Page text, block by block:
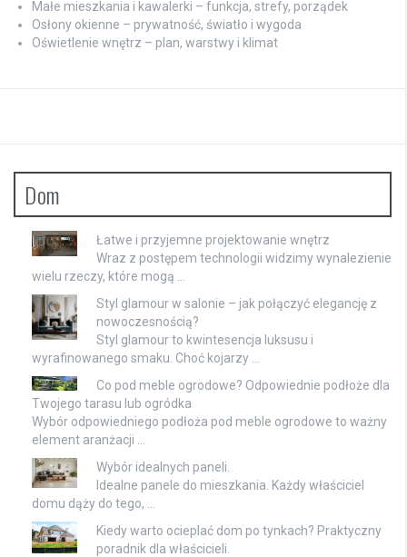
Małe mieszkania i kawalerki – funkcja, strefy, porządek
Osłony okienne – prywatność, światło i wygoda
Oświetlenie wnętrz – plan, warstwy i klimat
Dom
Łatwe i przyjemne projektowanie wnętrz
Wraz z postępem technologii widzimy wynalezienie
wielu rzeczy, które mogą …
Styl glamour w salonie – jak połączyć elegancję z
nowoczesnością?
Styl glamour to kwintesencja luksusu i
wyrafinowanego smaku. Choć kojarzy …
Co pod meble ogrodowe? Odpowiednie podłoże dla
Twojego tarasu lub ogródka
Wybór odpowiedniego podłoża pod meble ogrodowe to ważny
element aranżacji …
Wybór idealnych paneli.
Idealne panele do mieszkania. Każdy właściciel
domu dąży do tego, …
Kiedy warto ocieplać dom po tynkach? Praktyczny
poradnik dla właścicieli.